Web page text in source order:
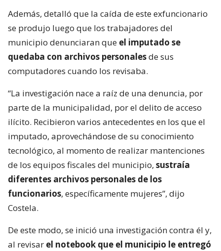
Además, detalló que la caída de este exfuncionario
se produjo luego que los trabajadores del
municipio denunciaran que el imputado se
quedaba con archivos personalesde sus
computadores cuando los revisaba.
“La investigación nace a raíz de una denuncia, por
parte de la municipalidad, por el delito de acceso
ilícito. Recibieron varios antecedentes en los que el
imputado, aprovechándose de su conocimiento
tecnológico, al momento de realizar mantenciones
de los equipos fiscales del municipio, sustraía
diferentes archivos personales de los
funcionarios, específicamente mujeres”, dijo
Costela.
De este modo, se inició una investigación contra él y,
al revisar el notebook que el municipio le entregó